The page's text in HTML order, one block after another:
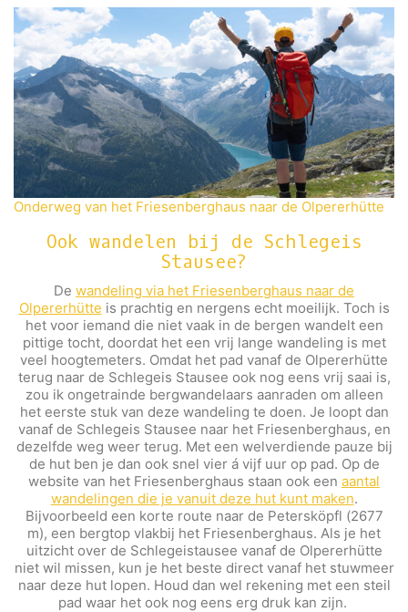
Onderweg van het Friesenberghaus naar de Olpererhütte
Ook wandelen bij de Schlegeis
Stausee?
De wandeling via het Friesenberghaus naar de
Olpererhütte is prachtig en nergens echt moeilijk. Toch is
het voor iemand die niet vaak in de bergen wandelt een
pittige tocht, doordat het een vrij lange wandeling is met
veel hoogtemeters. Omdat het pad vanaf de Olpererhütte
terug naar de Schlegeis Stausee ook nog eens vrij saai is,
zou ik ongetrainde bergwandelaars aanraden om alleen
het eerste stuk van deze wandeling te doen. Je loopt dan
vanaf de Schlegeis Stausee naar het Friesenberghaus, en
dezelfde weg weer terug. Met een welverdiende pauze bij
de hut ben je dan ook snel vier á vijf uur op pad. Op de
website van het Friesenberghaus staan ook een aantal
wandelingen die je vanuit deze hut kunt maken.
Bijvoorbeeld een korte route naar de Petersköpfl (2677
m), een bergtop vlakbij het Friesenberghaus. Als je het
uitzicht over de Schlegeistausee vanaf de Olpererhütte
niet wil missen, kun je het beste direct vanaf het stuwmeer
naar deze hut lopen. Houd dan wel rekening met een steil
pad waar het ook nog eens erg druk kan zijn.